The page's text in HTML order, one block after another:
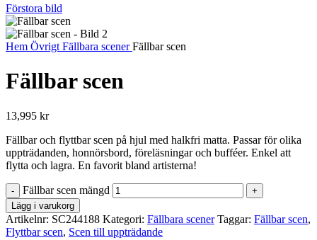
Förstora bild
Hem Övrigt Fällbara scenerFällbar scen
Fällbar scen
13,995 kr
Fällbar och flyttbar scen på hjul med halkfri matta. Passar för olika
uppträdanden, honnörsbord, föreläsningar och bufféer. Enkel att
flytta och lagra. En favorit bland artisterna!
Fällbar scen mängd
Lägg i varukorg
Artikelnr: SC244188 Kategori: Fällbara scener Taggar: Fällbar scen,
Flyttbar scen, Scen till uppträdande